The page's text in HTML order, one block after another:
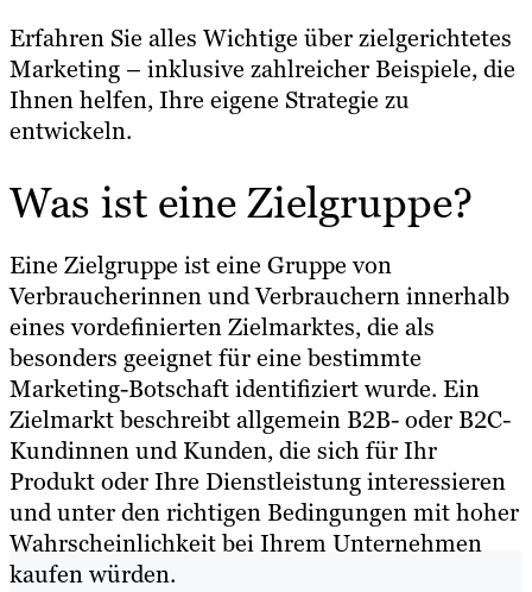
Erfahren Sie alles Wichtige über zielgerichtetes
Marketing – inklusive zahlreicher Beispiele, die
Ihnen helfen, Ihre eigene Strategie zu
entwickeln.
Was ist eine Zielgruppe?
Eine Zielgruppe ist eine Gruppe von
Verbraucherinnen und Verbrauchern innerhalb
eines vordefinierten Zielmarktes, die als
besonders geeignet für eine bestimmte
Marketing-Botschaft identifiziert wurde. Ein
Zielmarkt beschreibt allgemein B2B- oder B2C-
Kundinnen und Kunden, die sich für Ihr
Produkt oder Ihre Dienstleistung interessieren
und unter den richtigen Bedingungen mit hoher
Wahrscheinlichkeit bei Ihrem Unternehmen
kaufen würden.